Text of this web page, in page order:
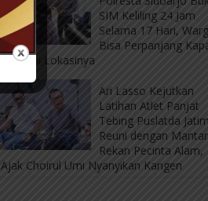
SIM Keliling 24 Jam
Selama 17 Hari,
Bisa Perpanjang
Saja, Ini Lokasinya
Ari Lasso Kejutkan
Latihan Atlet Panjat
Tebing Puslatda
Reuni dengan
Rekan Pecinta Alam,
Ajak Choirul Umi Nyanyikan Kangen